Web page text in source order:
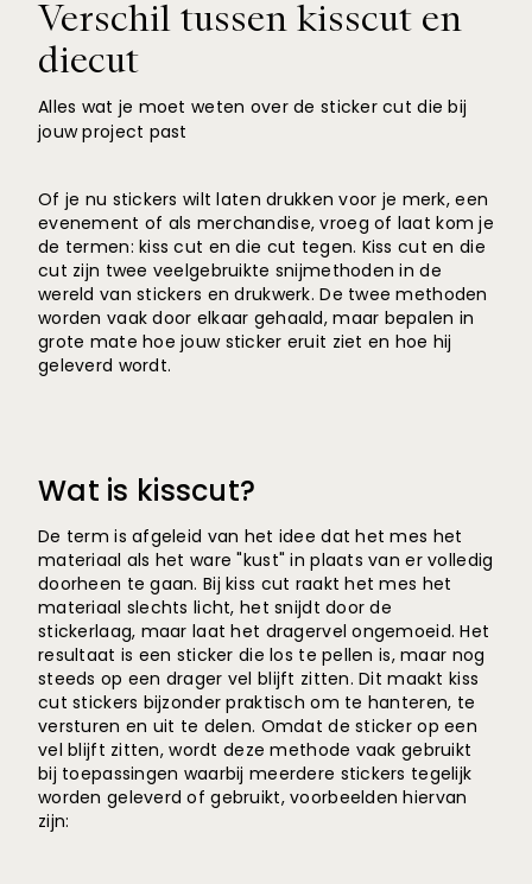
Verschil tussen kisscut en
diecut
Alles wat je moet weten over de sticker cut die bij
jouw project past
Of je nu stickers wilt laten drukken voor je merk, een
evenement of als merchandise, vroeg of laat kom je
de termen: kiss cut en die cut tegen. Kiss cut en die
cut zijn twee veelgebruikte snijmethoden in de
wereld van stickers en drukwerk. De twee methoden
worden vaak door elkaar gehaald, maar bepalen in
grote mate hoe jouw sticker eruit ziet en hoe hij
geleverd wordt.
Wat is kisscut?
De term is afgeleid van het idee dat het mes het
materiaal als het ware "kust" in plaats van er volledig
doorheen te gaan. Bij kiss cut raakt het mes het
materiaal slechts licht, het snijdt door de
stickerlaag, maar laat het dragervel ongemoeid. Het
resultaat is een sticker die los te pellen is, maar nog
steeds op een drager vel blijft zitten. Dit maakt kiss
cut stickers bijzonder praktisch om te hanteren, te
versturen en uit te delen. Omdat de sticker op een
vel blijft zitten, wordt deze methode vaak gebruikt
bij toepassingen waarbij meerdere stickers tegelijk
worden geleverd of gebruikt, voorbeelden hiervan
zijn: